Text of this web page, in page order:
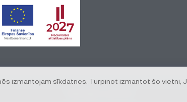
izmantojam sīkdatnes. Turpinot izmantot šo vietni,